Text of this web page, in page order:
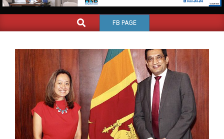
Navigation
SEARCH
FB PAGE